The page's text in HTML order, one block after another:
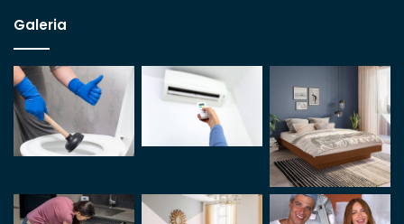
Galeria